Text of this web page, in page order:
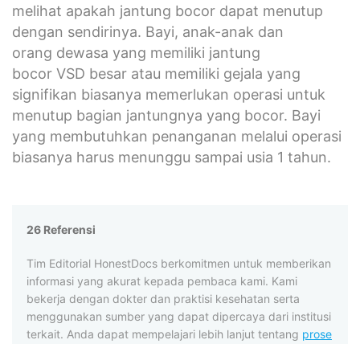
melihat apakah jantung bocor dapat menutup
dengan sendirinya. Bayi, anak-anak dan
orang dewasa yang memiliki jantung
bocor VSD besar atau memiliki gejala yang
signifikan biasanya memerlukan operasi untuk
menutup bagian jantungnya yang bocor. Bayi
yang membutuhkan penanganan melalui operasi
biasanya harus menunggu sampai usia 1 tahun.
26 Referensi
Tim Editorial HonestDocs berkomitmen untuk memberikan
informasi yang akurat kepada pembaca kami. Kami
bekerja dengan dokter dan praktisi kesehatan serta
menggunakan sumber yang dapat dipercaya dari institusi
terkait. Anda dapat mempelajari lebih lanjut tentang prose